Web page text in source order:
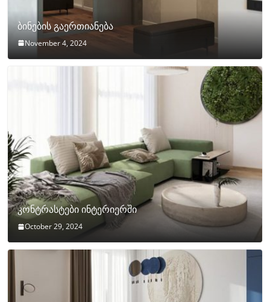
ბინების გაერთიანება
November 4, 2024
კონტრასტები ინტერიერში
October 29, 2024